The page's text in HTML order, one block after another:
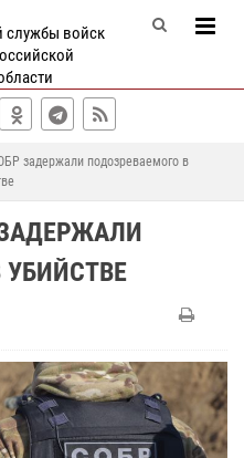
службы войск
задержали подозреваемого в